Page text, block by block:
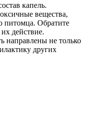
капель.
вещества,
питомца. Обратите
действие.
направлены не только
других